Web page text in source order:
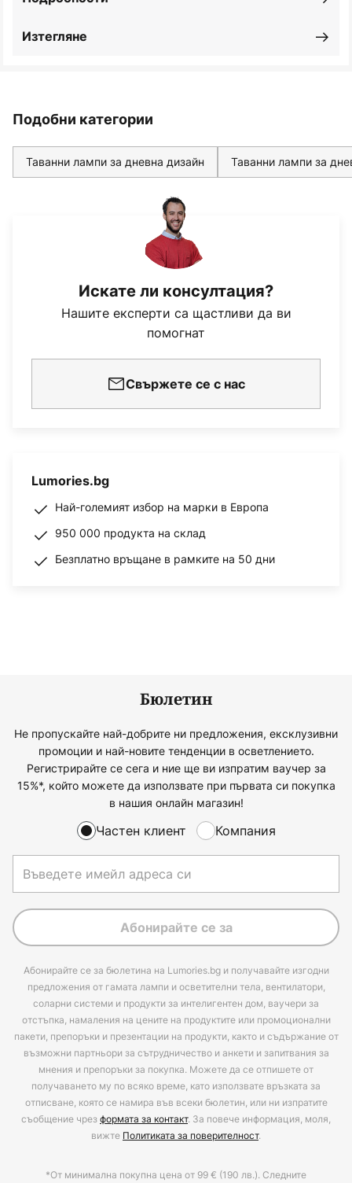
Изтегляне
Подобни категории
Таванни лампи за дневна дизайн Таванни лампи за
Искате ли консултация?
Нашите експерти са щастливи да ви
помогнат
Свържете се с нас
Lumories.bg
Най-големият избор на марки в Европа
950 000 продукта на склад
Безплатно връщане в рамките на 50 дни
Бюлетин
Не пропускайте най-добрите ни предложения, ексклузивни
промоции и най-новите тенденции в осветлението.
Регистрирайте се сега и ние ще ви изпратим ваучер за
15%*, който можете да използвате при първата си покупка
в нашия онлайн магазин!
Частен клиент Компания
Абонирайте се за
Абонирайте се за бюлетина на Lumories.bg и получавайте изгодни
предложения от гамата лампи и осветителни тела, вентилатори,
соларни системи и продукти за интелигентен дом, ваучери за
отстъпка, намаления на цените на продуктите или промоционални
пакети, препоръки и презентации на продукти, както и съдържание от
възможни партньори за сътрудничество и анкети и запитвания за
мнения и препоръки за покупка. Можете да се отпишете от
получаването му по всяко време, като използвате връзката за
отписване, която се намира във всеки бюлетин, или ни изпратите
съобщение чрезформата за контакт. За повече информация, моля,
вижте Политиката за поверителност.
*От минимална покупна цена от 99 € (190 лв.). Следните